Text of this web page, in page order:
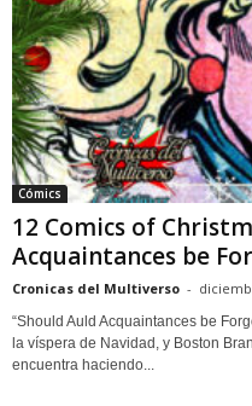
Cómics
12 Comics of
Acquaintances be
Cronicas del Multiverso -
“Should Auld Acquaintances be
la víspera de Navidad, y Boston
encuentra haciendo...